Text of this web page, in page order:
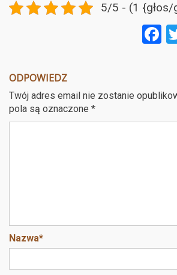
5/5 - (1 {głos/
ODPOWIEDZ
Twój adres email nie zostanie
pola są oznaczone *
Nazwa*